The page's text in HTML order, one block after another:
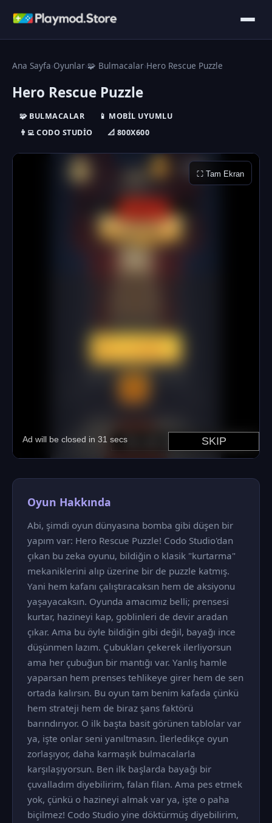
Ana Sayfa›Oyunlar›🧩 Bulmacalar›Hero Rescue Puzzle
Hero Rescue Puzzle
🧩 BULMACALAR
📱 MOBIL UYUMLU
👨‍💻 CODO STUDIO
📐 800X600
⛶ Tam Ekran
Oyun Hakkında
Abi, şimdi oyun dünyasına bomba gibi düşen bir
yapım var: Hero Rescue Puzzle! Codo Studio'dan
çıkan bu zeka oyunu, bildiğin o klasik "kurtarma"
mekaniklerini alıp üzerine bir de puzzle katmış.
Yani hem kafanı çalıştıracaksın hem de aksiyonu
yaşayacaksın. Oyunda amacımız belli; prensesi
kurtar, hazineyi kap, goblinleri de devir aradan
çıkar. Ama bu öyle bildiğin gibi değil, bayağı ince
düşünmen lazım. Çubukları çekerek ilerliyorsun
ama her çubuğun bir mantığı var. Yanlış hamle
yaparsan hem prenses tehlikeye girer hem de sen
ortada kalırsın. Bu oyun tam benim kafada çünkü
hem strateji hem de biraz şans faktörü
barındırıyor. O ilk başta basit görünen tablolar var
ya, işte onlar seni yanıltmasın. İlerledikçe oyun
zorlaşıyor, daha karmaşık bulmacalarla
karşılaşıyorsun. Ben ilk başlarda bayağı bir
çuvalladım diyebilirim, falan filan. Ama pes etmek
yok, çünkü o hazineyi almak var ya, işte o paha
biçilmez! Codo Studio yine döktürmüş diyebilirim,